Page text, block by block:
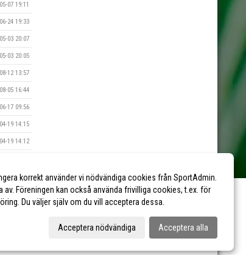
07 19:11
24 19:33
03 20:07
03 20:05
12 13:57
05 16:44
17 09:56
19 14:15
19 14:12
28 21:31korrekt använder vi nödvändiga cookies från SportAdmin.
av. Föreningen kan också använda frivilliga cookies, t.ex. för
Du väljer själv om du vill acceptera dessa.
Acceptera nödvändiga Acceptera alla